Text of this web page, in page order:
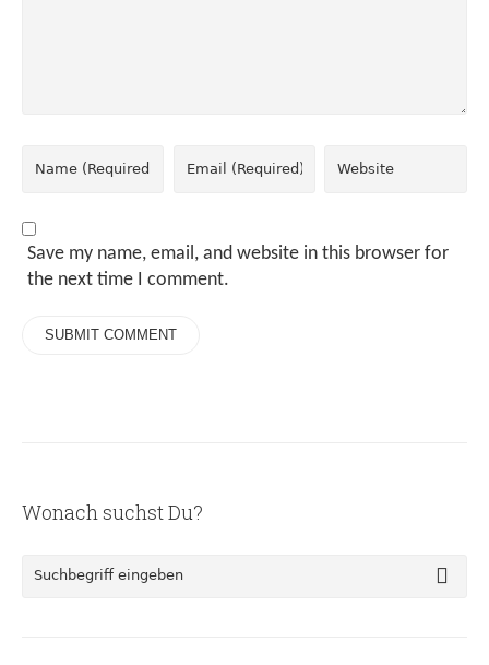
Save my name, email, and website in this browser for
the next time I comment.
Wonach suchst Du?